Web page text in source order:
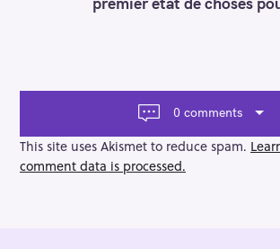
t
n
0 comments
This site uses Akismet to reduce spam.
comment data is processed.